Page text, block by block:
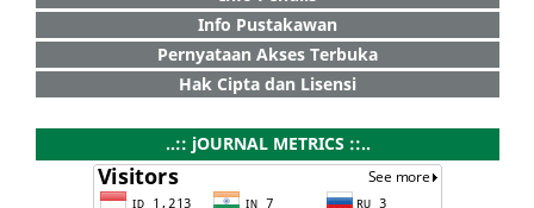
Info Pustakawan
Pernyataan Akses Terbuka
Hak Cipta dan Lisensi
..:: jOURNAL METRICS ::..